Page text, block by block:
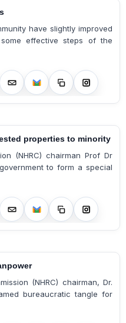
properties to minority
(NHRC) chairman, Dr.